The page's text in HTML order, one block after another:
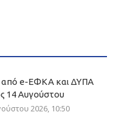
από e-ΕΦΚΑ και ΔΥΠΑ
14 Αυγούστου
2026, 10:50